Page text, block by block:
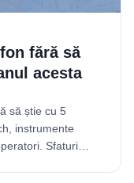
fără să
acesta
să știe cu 5
instrumente
Sfaturi